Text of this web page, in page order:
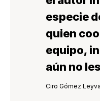
especie
quien
equipo,
aún no
Ciro Gómez Leyva